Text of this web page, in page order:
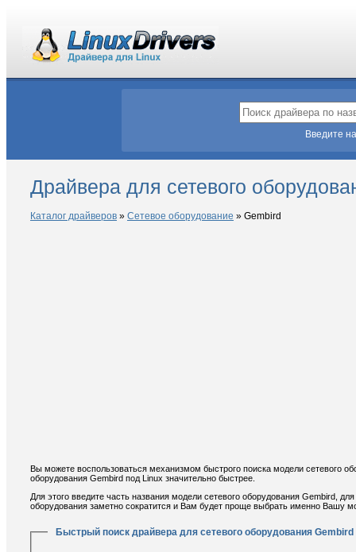
Введите
Драйвера для сетевого
Каталог драйверов » Сетевое оборудование » Gembird
Вы можете воспользоваться механизмом быстрого поиска модели сетевого
оборудования Gembird под Linux значительно быстрее.
Для этого введите часть названия модели сетевого оборудования Gembird,
оборудования заметно сократится и Вам будет проще выбрать именно Вашу
Быстрый поиск драйвера для сетевого оборудования Gembird